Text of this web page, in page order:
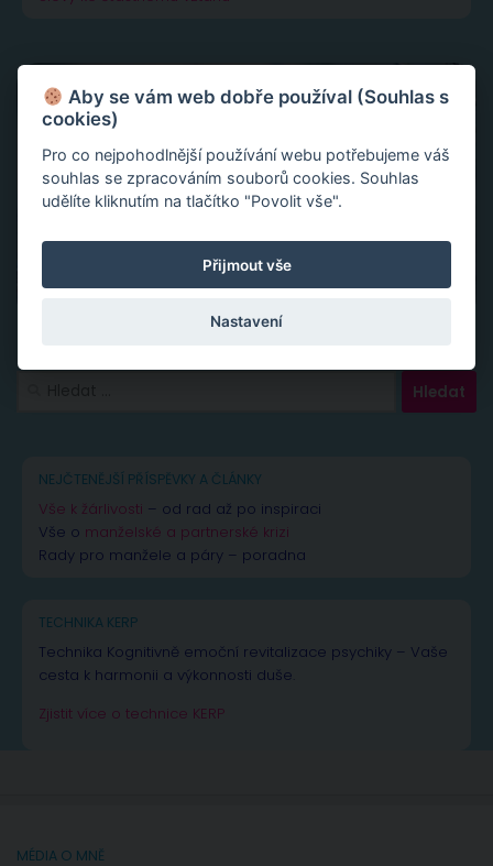
NEJČTENĚJŠÍ PŘÍSPĚVKY A ČLÁNKY
Vše k žárlivosti – od rad až po inspiraci
Vše o manželské a partnerské krizi
Rady pro manžele a páry – poradna
TECHNIKA KERP
Technika Kognitivně emoční revitalizace psychiky – Vaše
cesta k harmonii a výkonnosti duše.
Zjistit více o technice KERP
MÉDIA O MNĚ
Aby se vám web dobře používal (Souhlas s
cookies)
Pro co nejpohodlnější používání webu potřebujeme váš
souhlas se zpracováním souborů cookies. Souhlas
udělíte kliknutím na tlačítko "Povolit vše".
Přijmout vše
Nastavení